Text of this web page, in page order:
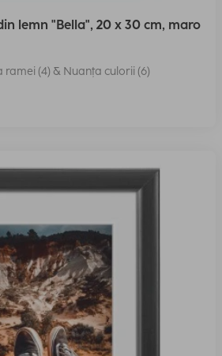
lemn "Bella", 20 x 30 cm, maro
(4) & Nuanța culorii (6)